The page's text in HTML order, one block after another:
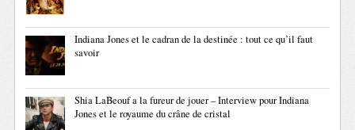
Indiana Jones et le cadran de la destinée : tout ce qu’il faut
savoir
Shia LaBeouf a la fureur de jouer – Interview pour Indiana
Jones et le royaume du crâne de cristal